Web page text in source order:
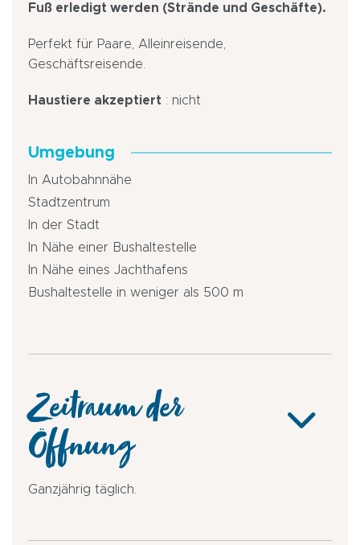
Fuß erledigt werden (Strände und Geschäfte).
Perfekt für Paare, Alleinreisende,
Geschäftsreisende.
Haustiere akzeptiert : nicht
Umgebung
In Autobahnnähe
Stadtzentrum
In der Stadt
In Nähe einer Bushaltestelle
In Nähe eines Jachthafens
Bushaltestelle in weniger als 500 m
Zeitraum der
Öffnung
Ganzjährig täglich.